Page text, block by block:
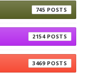
745
2154
3469